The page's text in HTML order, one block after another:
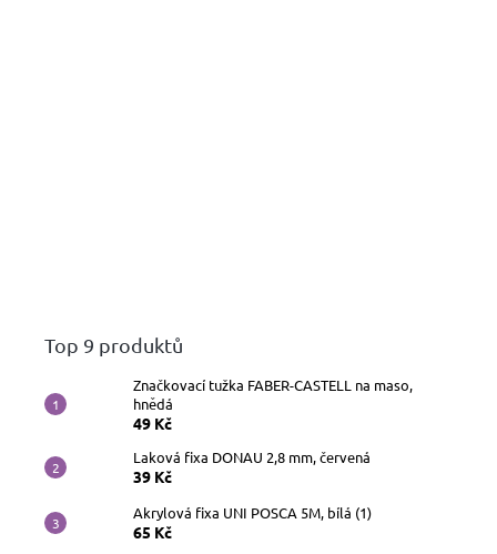
Top 9 produktů
Značkovací tužka FABER-CASTELL na maso,
hnědá
49 Kč
Laková fixa DONAU 2,8 mm, červená
39 Kč
Akrylová fixa UNI POSCA 5M, bílá (1)
65 Kč